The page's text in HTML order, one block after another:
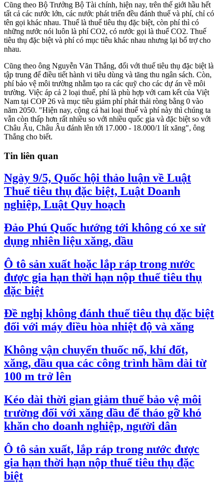
Cũng theo Bộ Trưởng Bộ Tài chính, hiện nay, trên thế giới hầu hết
tất cả các nước lớn, các nước phát triển đều đánh thuế và phí, chỉ có
tên gọi khác nhau. Thuế là thuế tiêu thụ đặc biệt, còn phí thì có
những nước nói luôn là phí CO2, có nước gọi là thuế CO2. Thuế
tiêu thụ đặc biệt và phí có mục tiêu khác nhau nhưng lại bổ trợ cho
nhau.
Cũng theo ông Nguyễn Văn Thắng, đối với thuế tiêu thụ đặc biệt là
tập trung để điều tiết hành vi tiêu dùng và tăng thu ngân sách. Còn,
phí bảo vệ môi trường nhằm tạo ra các quỹ cho các dự án về môi
trường. Việc áp cả 2 loại thuế, phí là phù hợp với cam kết của Việt
Nam tại COP 26 và mục tiêu giảm phí phát thải ròng bằng 0 vào
năm 2050. "Hiện nay, cộng cả hai loại thuế và phí này thì chúng ta
vẫn còn thấp hơn rất nhiều so với nhiều quốc gia và đặc biệt so với
Châu Âu, Châu Âu đánh lên tới 17.000 - 18.000/1 lít xăng", ông
Thắng cho biết.
Tin liên quan
Ngày 9/5, Quốc hội thảo luận về Luật
Thuế tiêu thụ đặc biệt, Luật Doanh
nghiệp, Luật Quy hoạch
Đảo Phú Quốc hướng tới không có xe sử
dụng nhiên liệu xăng, dầu
Ô tô sản xuất hoặc lắp ráp trong nước
được gia hạn thời hạn nộp thuế tiêu thụ
đặc biệt
Đề nghị không đánh thuế tiêu thụ đặc biệt
đối với máy điều hòa nhiệt độ và xăng
Không vận chuyển thuốc nổ, khí đốt,
xăng, dầu qua các công trình hầm dài từ
100 m trở lên
Kéo dài thời gian giảm thuế bảo vệ môi
trường đối với xăng dầu để tháo gỡ khó
khăn cho doanh nghiệp, người dân
Ô tô sản xuất, lắp ráp trong nước được
gia hạn thời hạn nộp thuế tiêu thụ đặc
biệt